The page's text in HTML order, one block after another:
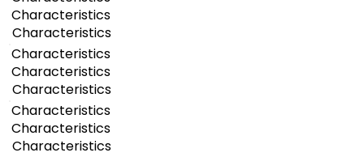
Characteristics
Characteristics
Characteristics
Characteristics
Characteristics
Characteristics
Characteristics
Characteristics